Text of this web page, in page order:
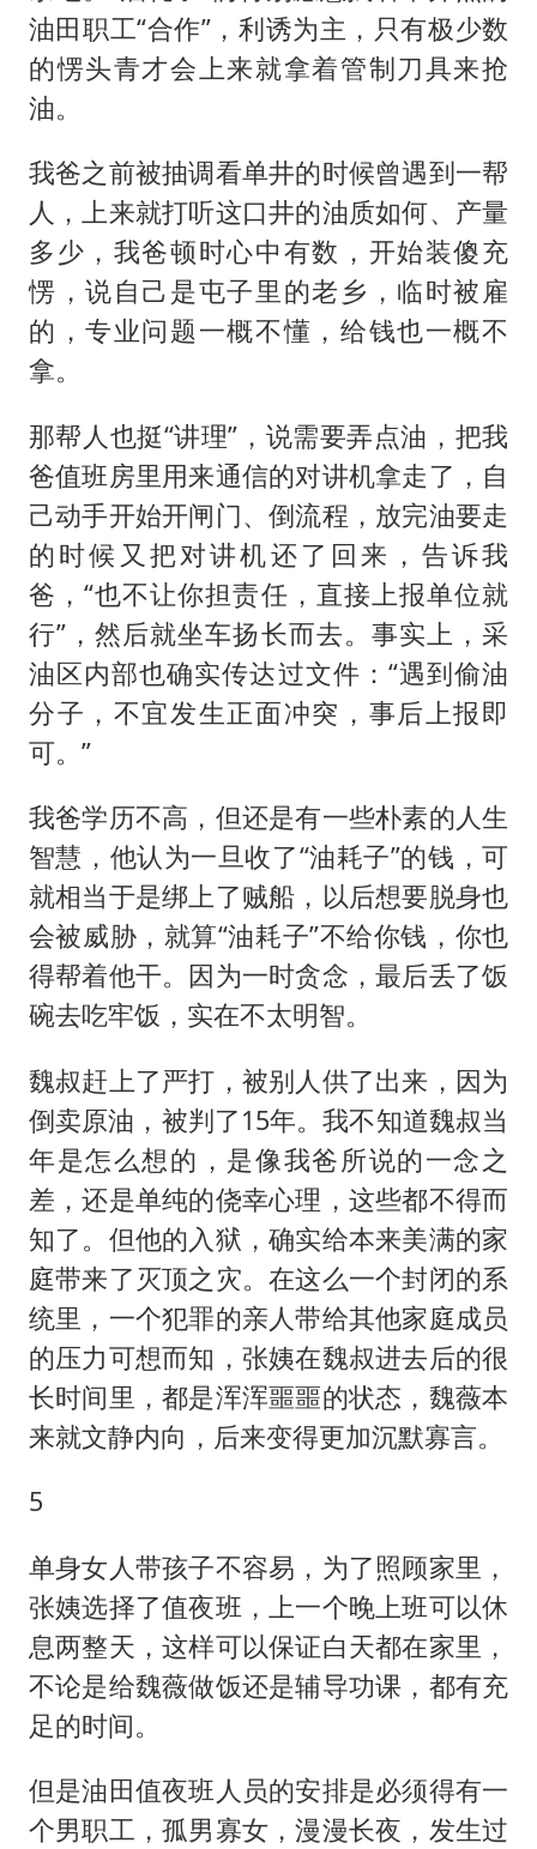
油田职工“合作”，利诱为主，只有极少数
的愣头青才会上来就拿着管制刀具来抢
油。
我爸之前被抽调看单井的时候曾遇到一帮
人，上来就打听这口井的油质如何、产量
多少，我爸顿时心中有数，开始装傻充
愣，说自己是屯子里的老乡，临时被雇
的，专业问题一概不懂，给钱也一概不
拿。
那帮人也挺“讲理”，说需要弄点油，把我
爸值班房里用来通信的对讲机拿走了，自
己动手开始开闸门、倒流程，放完油要走
的时候又把对讲机还了回来，告诉我
爸，“也不让你担责任，直接上报单位就
行”，然后就坐车扬长而去。事实上，采
油区内部也确实传达过文件：“遇到偷油
分子，不宜发生正面冲突，事后上报即
可。”
我爸学历不高，但还是有一些朴素的人生
智慧，他认为一旦收了“油耗子”的钱，可
就相当于是绑上了贼船，以后想要脱身也
会被威胁，就算“油耗子”不给你钱，你也
得帮着他干。因为一时贪念，最后丢了饭
碗去吃牢饭，实在不太明智。
魏叔赶上了严打，被别人供了出来，因为
倒卖原油，被判了15年。我不知道魏叔当
年是怎么想的，是像我爸所说的一念之
差，还是单纯的侥幸心理，这些都不得而
知了。但他的入狱，确实给本来美满的家
庭带来了灭顶之灾。在这么一个封闭的系
统里，一个犯罪的亲人带给其他家庭成员
的压力可想而知，张姨在魏叔进去后的很
长时间里，都是浑浑噩噩的状态，魏薇本
来就文静内向，后来变得更加沉默寡言。
5
单身女人带孩子不容易，为了照顾家里，
张姨选择了值夜班，上一个晚上班可以休
息两整天，这样可以保证白天都在家里，
不论是给魏薇做饭还是辅导功课，都有充
足的时间。
但是油田值夜班人员的安排是必须得有一
个男职工，孤男寡女，漫漫长夜，发生过